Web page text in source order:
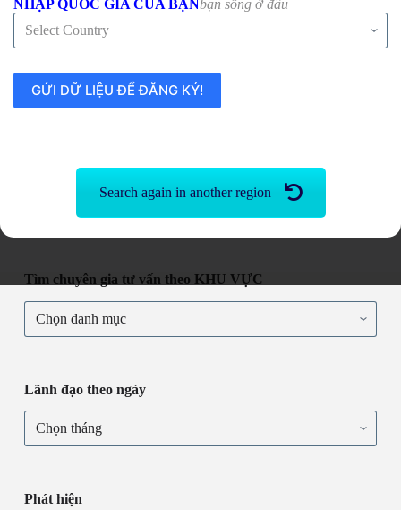
NHẬP QUỐC GIA CỦA BẠNbạn sống ở đâu
Search again in another region
Tìm chuyên gia tư vấn theo KHU VỰC
Tìm
chuyên
gia
theo
KHU
VỰC
Lãnh đạo theo ngày
Lãnh
đạo
theo
Phát hiện